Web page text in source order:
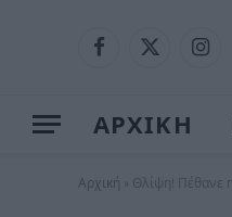
Facebook
X
ΑΡΧΙΚΗ
Αρχική Θλίψη! Πέθανε